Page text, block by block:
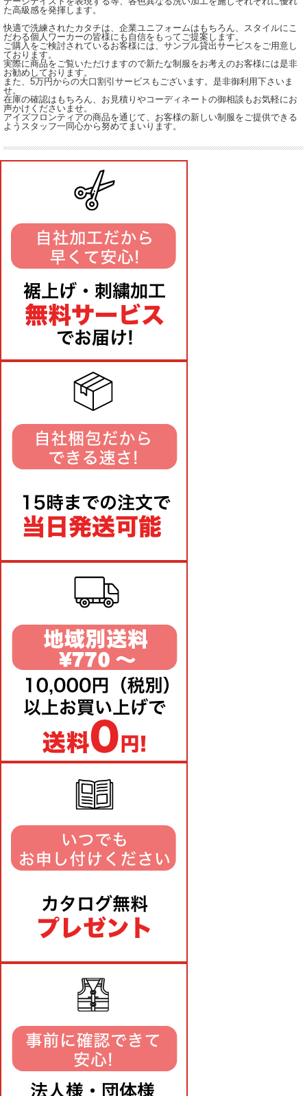
た高級感を発揮します。
快適で洗練されたカタチは、企業ユニフォームはもちろん、スタイルにこ
だわる個人ワーカーの皆様にも自信をもってご提案します。
ご購入をご検討されているお客様には、サンプル貸出サービスをご用意し
ております。
実際に商品をご覧いただけますので新たな制服をお考えのお客様には是非
お勧めしております。
また、5万円からの大口割引サービスもございます。是非御利用下さいま
せ。
在庫の確認はもちろん、お見積りやコーディネートの御相談もお気軽にお
声かけくださいませ。
アイズフロンティアの商品を通じて、お客様の新しい制服をご提供できる
ようスタッフ一同心から努めてまいります。